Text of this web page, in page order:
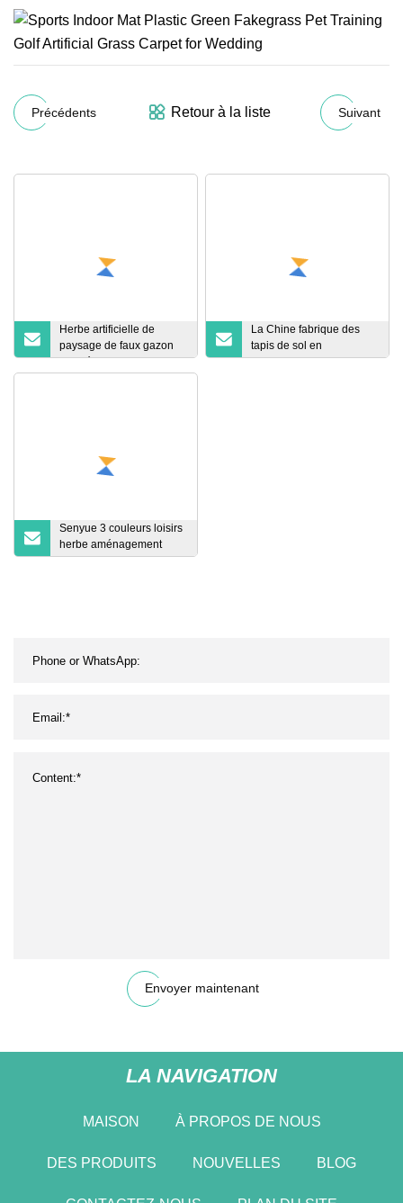
Précédents Retour à la liste Suivant
Herbe artificielle de
paysage de faux gazon
synthétique de regard
La Chine fabrique des
tapis de sol en
caoutchouc en gros, des
Senyue 3 couleurs loisirs
herbe aménagement
paysager gazon artificiel
Envoyer maintenant
LA NAVIGATION
MAISON À PROPOS DE NOUS
DES PRODUITS NOUVELLES BLOG